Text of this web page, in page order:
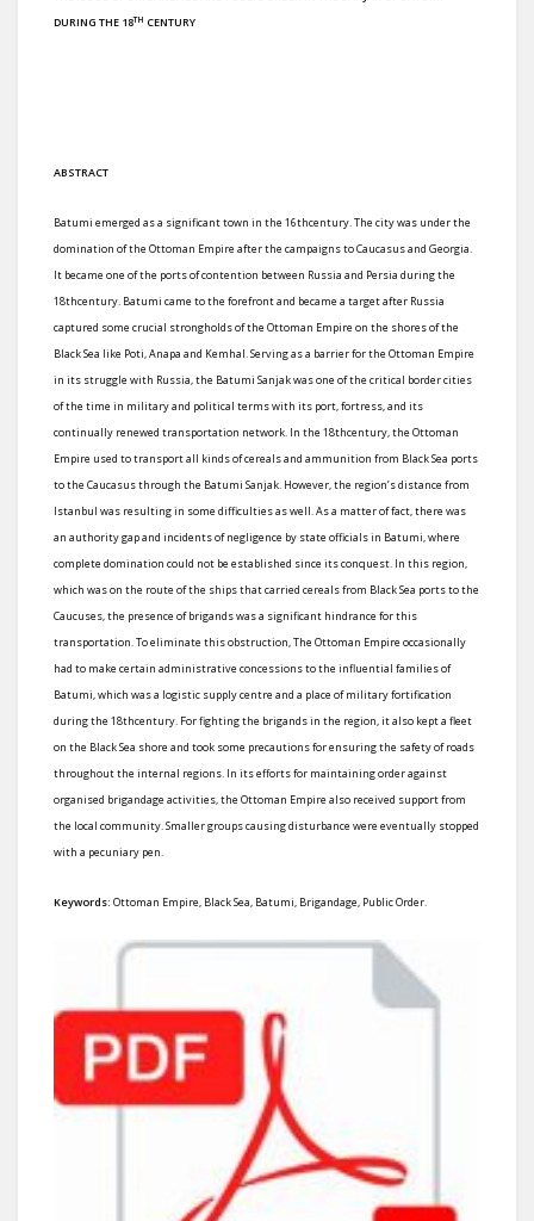
DURING THE 18TH CENTURY
ABSTRACT
Batumi emerged as a significant town in the 16thcentury. The city was under the
domination of the Ottoman Empire after the campaigns to Caucasus and Georgia.
It became one of the ports of contention between Russia and Persia during the
18thcentury. Batumi came to the forefront and became a target after Russia
captured some crucial strongholds of the Ottoman Empire on the shores of the
Black Sea like Poti, Anapa and Kemhal. Serving as a barrier for the Ottoman Empire
in its struggle with Russia, the Batumi Sanjak was one of the critical border cities
of the time in military and political terms with its port, fortress, and its
continually renewed transportation network. In the 18thcentury, the Ottoman
Empire used to transport all kinds of cereals and ammunition from Black Sea ports
to the Caucasus through the Batumi Sanjak. However, the region’s distance from
Istanbul was resulting in some difficulties as well. As a matter of fact, there was
an authority gap and incidents of negligence by state officials in Batumi, where
complete domination could not be established since its conquest. In this region,
which was on the route of the ships that carried cereals from Black Sea ports to the
Caucuses, the presence of brigands was a significant hindrance for this
transportation. To eliminate this obstruction, The Ottoman Empire occasionally
had to make certain administrative concessions to the influential families of
Batumi, which was a logistic supply centre and a place of military fortification
during the 18thcentury. For fighting the brigands in the region, it also kept a fleet
on the Black Sea shore and took some precautions for ensuring the safety of roads
throughout the internal regions. In its efforts for maintaining order against
organised brigandage activities, the Ottoman Empire also received support from
the local community. Smaller groups causing disturbance were eventually stopped
with a pecuniary pen.
Keywords: Ottoman Empire, Black Sea, Batumi, Brigandage, Public Order.